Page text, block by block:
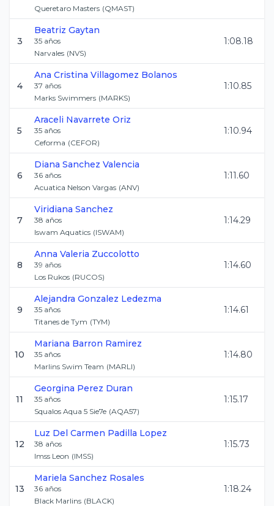
Queretaro Masters (QMAST)
3
Beatriz Gaytan
35 años
Narvales (NVS)
1:08.18
4
Ana Cristina Villagomez Bolanos
37 años
Marks Swimmers (MARKS)
1:10.85
5
Araceli Navarrete Oriz
35 años
Ceforma (CEFOR)
1:10.94
6
Diana Sanchez Valencia
36 años
Acuatica Nelson Vargas (ANV)
1:11.60
7
Viridiana Sanchez
38 años
Iswam Aquatics (ISWAM)
1:14.29
8
Anna Valeria Zuccolotto
39 años
Los Rukos (RUCOS)
1:14.60
9
Alejandra Gonzalez Ledezma
35 años
Titanes de Tym (TYM)
1:14.61
10
Mariana Barron Ramirez
35 años
Marlins Swim Team (MARLI)
1:14.80
11
Georgina Perez Duran
35 años
Squalos Aqua 5 Sie7e (AQA57)
1:15.17
12
Luz Del Carmen Padilla Lopez
38 años
Imss Leon (IMSS)
1:15.73
13
Mariela Sanchez Rosales
36 años
Black Marlins (BLACK)
1:18.24